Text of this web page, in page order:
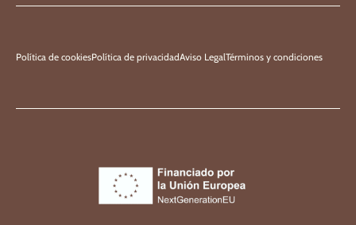
Política de cookiesPolítica de privacidadAviso LegalTérminos y condiciones